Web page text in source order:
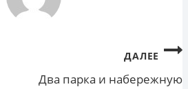
ДАЛЕЕ
Два парка и набережную